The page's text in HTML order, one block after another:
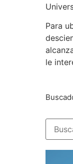
Para
le